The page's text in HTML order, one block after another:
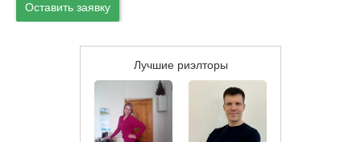
Оставить заявку
Лучшие риэлторы